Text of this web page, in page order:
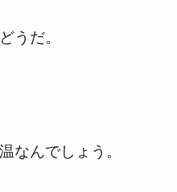
うだ。
なんでしょう。